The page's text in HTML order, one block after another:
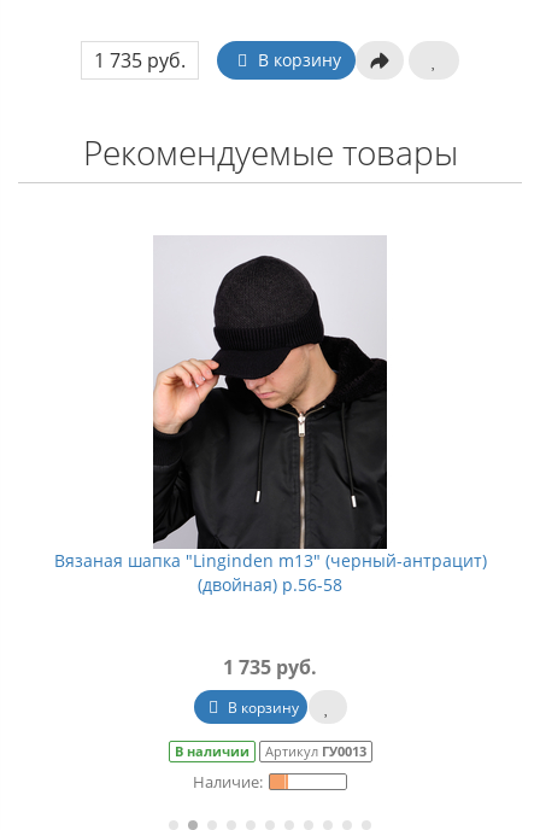
1 735 руб. В корзину
Рекомендуемые товары
Вязаная шапка "Linginden m13" (черный-антрацит)
(двойная) р.56-58
1 735 руб.
В корзину
В наличии Артикул ГУ0013